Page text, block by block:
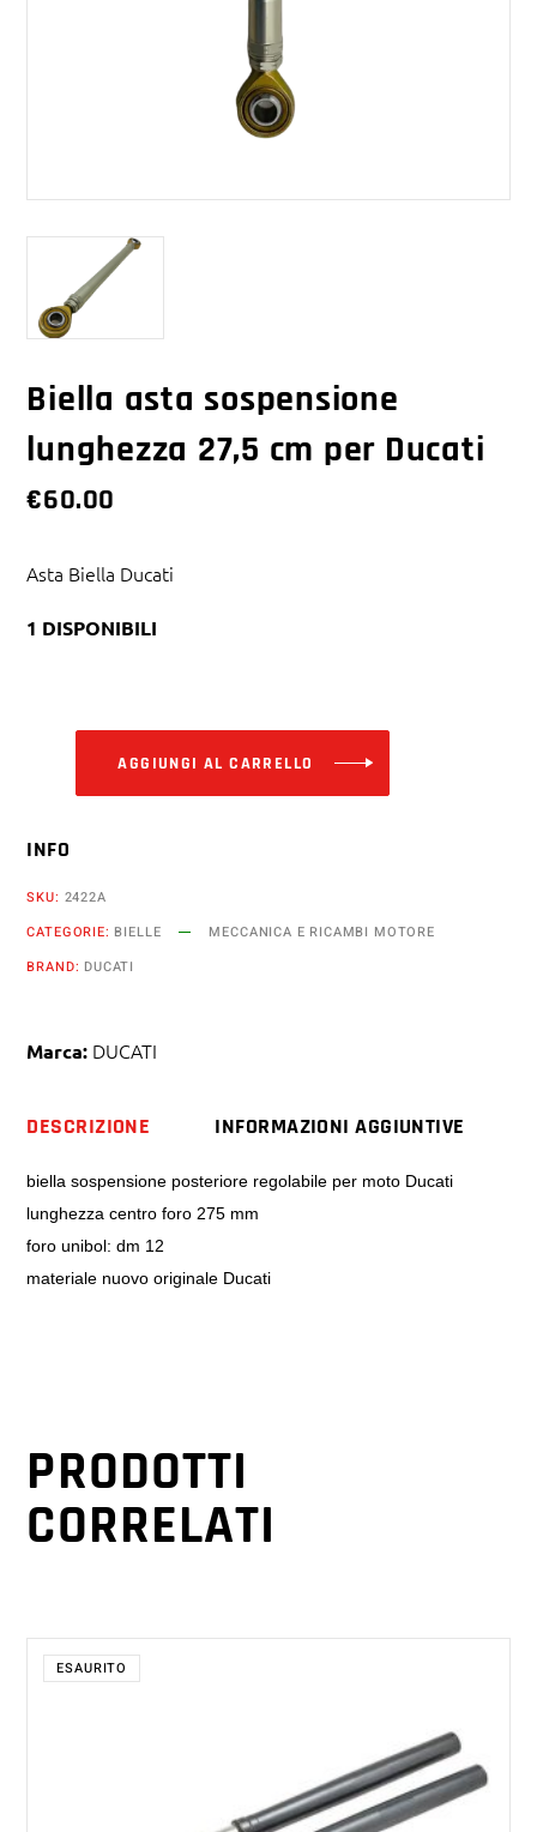
Biella asta sospensione
lunghezza 27,5 cm per Ducati
€60.00
Asta Biella Ducati
1 DISPONIBILI
AGGIUNGI AL CARRELLO
INFO
SKU: 2422A
CATEGORIE: BIELLE
MECCANICA E RICAMBI MOTORE
BRAND: DUCATI
Marca: DUCATI
DESCRIZIONE INFORMAZIONI AGGIUNTIVE
biella sospensione posteriore regolabile per moto Ducati
lunghezza centro foro 275 mm
foro unibol: dm 12
materiale nuovo originale Ducati
PRODOTTI
CORRELATI
ESAURITO
LEGGI TUTTO